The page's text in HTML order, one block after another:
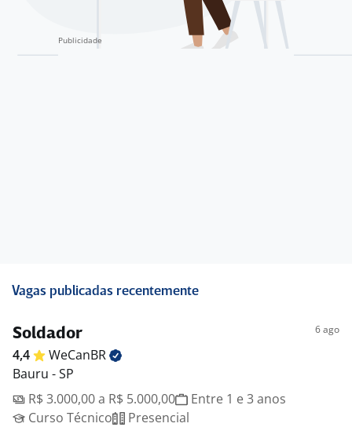
Vagas publicadas recentemente
Soldador 6 ago
4,4
WeCanBR
Bauru - SP
R$ 3.000,00 a R$ 5.000,00
Entre 1 e 3 anos
Curso Técnico
Presencial